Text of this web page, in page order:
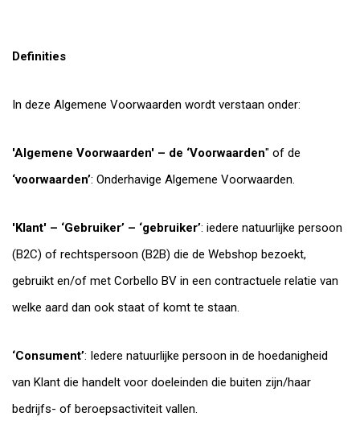
Definities
In deze Algemene Voorwaarden wordt verstaan onder:
'Algemene Voorwaarden' – de ‘Voorwaarden" of de
‘voorwaarden’: Onderhavige Algemene Voorwaarden.
'Klant' – ‘Gebruiker’ – ‘gebruiker’: iedere natuurlijke persoon
(B2C) of rechtspersoon (B2B) die de Webshop bezoekt,
gebruikt en/of met Corbello BV in een contractuele relatie van
welke aard dan ook staat of komt te staan.
‘Consument’: Iedere natuurlijke persoon in de hoedanigheid
van Klant die handelt voor doeleinden die buiten zijn/haar
bedrijfs- of beroepsactiviteit vallen.